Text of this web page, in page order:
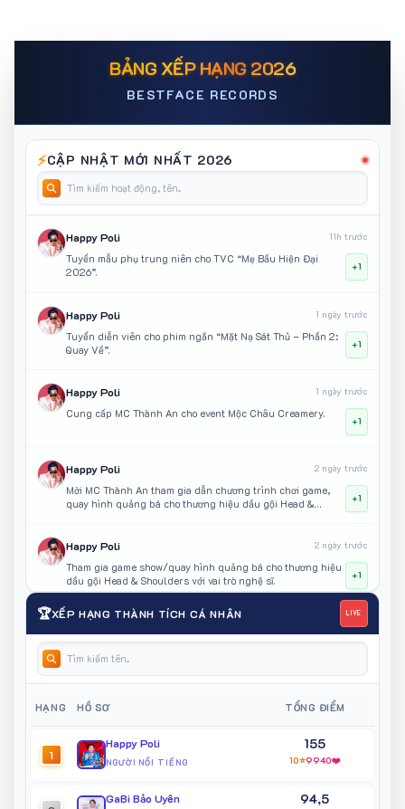
BẢNG XẾP HẠNG 2026
BESTFACE RECORDS
⚡CẬP NHẬT MỚI NHẤT 2026
Happy Poli 11h trước
Tuyển mẫu phụ trung niên cho TVC “Mẹ Bầu Hiện Đại
2026”.
+1
Happy Poli 1 ngày trước
Tuyển diễn viên cho phim ngắn “Mặt Nạ Sát Thủ – Phần 2:
Quay Về”.
+1
Happy Poli 1 ngày trước
Cung cấp MC Thành An cho event Mộc Châu Creamery.
+1
Happy Poli 2 ngày trước
Mời MC Thành An tham gia dẫn chương trình chơi game,
quay hình quảng bá cho thương hiệu dầu gội Head &
+1
Happy Poli 2 ngày trước
Tham gia game show/quay hình quảng bá cho thương hiệu
dầu gội Head & Shoulders với vai trò nghệ sĩ.
+1
Happy Poli
Cung cấp MC & Model cho VietFood & Beverage 2026 –
Liên thông A1.
Happy Poli 4 ngày trước
+1
Tuyển chọn diễn viên tham gia quay hình chương trình
🏆XẾP HẠNG THÀNH TÍCH CÁ NHÂN LIVE
HẠNG HỒ SƠ TỔNG ĐIỂM
1
Happy Poli
NGƯỜI NỔI TIẾNG
155
10⭐9940❤️
GaBi Bảo Uyên 94,5